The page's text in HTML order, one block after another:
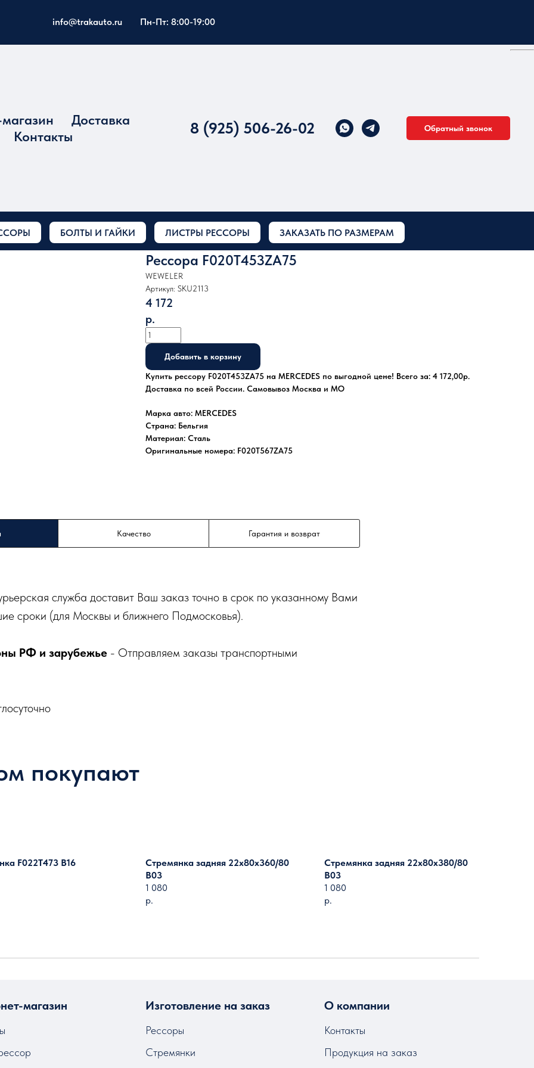
info@trakauto.ru Пн-Пт: 8:00-19:00
Доставка
Контакты
8 (925) 506-26-02 Обратный звонок
БОЛТЫ И ГАЙКИ ЛИСТРЫ РЕССОРЫ ЗАКАЗАТЬ ПО РАЗМЕРАМ
Рессора F020T453ZA75
WEWELER
Артикул: SKU2113
4 172
р.
Добавить в корзину
Купить рессору F020T453ZA75 на MERCEDES по выгодной цене! Всего за: 4 172,00р.
Доставка по всей России. Самовывоз Москва и МО
Марка авто: MERCEDES
Страна: Бельгия
Материал: Сталь
Оригинальные номера: F020T567ZA75
Качество Гарантия и возврат
служба доставит Ваш заказ точно в срок по указанному Вами
сроки (для Москвы и ближнего Подмосковья).
РФ и зарубежье - Отправляем заказы транспортными
покупают
F022T473 B16
Стремянка задняя 22х80х360/80
B03
1 080
р.
Стремянка задняя 22х80х380/80
B03
1 080
р.
магазин Изготовление на заказ
Рессоры
Стремянки
О компании
Контакты
Продукция на заказ